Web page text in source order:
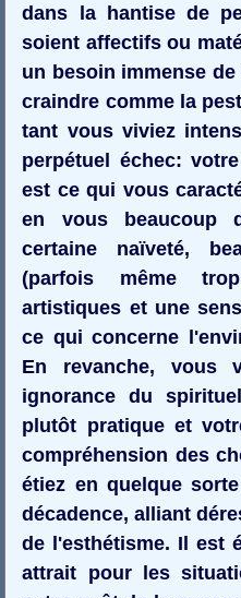
dans la hantise de
soient affectifs ou
un besoin immense
craindre comme la
tant vous viviez
perpétuel échec:
est ce qui vous
en vous beaucoup
certaine naïveté,
(parfois même
artistiques et une
ce qui concerne
En revanche, vous
ignorance du
plutôt pratique et
compréhension des
étiez en quelque
décadence, alliant
de l'esthétisme. Il est
attrait pour les